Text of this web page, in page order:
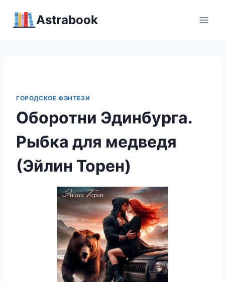
Аstrabook
ГОРОДСКОЕ ФЭНТЕЗИ
Оборотни Эдинбурга.
Рыбка для медведя
(Эйлин Торен)